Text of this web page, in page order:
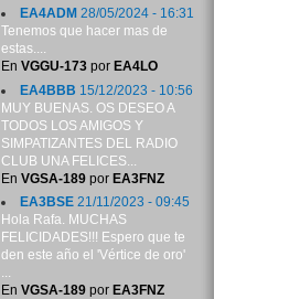
EA4ADM 28/05/2024 - 16:31
Tenemos que hacer mas de
estas....
En VGGU-173por EA4LO
EA4BBB 15/12/2023 - 10:56
MUY BUENAS. OS DESEO A
TODOS LOS AMIGOS Y
SIMPATIZANTES DEL RADIO
CLUB UNA FELICES...
En VGSA-189por EA3FNZ
EA3BSE21/11/2023 - 09:45
Hola Rafa. MUCHAS
FELICIDADES!!! Espero que te
den este año el 'Vértice de oro'
...
En VGSA-189por EA3FNZ